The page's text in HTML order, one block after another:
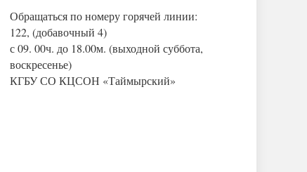
Обращаться по номеру горячей линии:
122, (добавочный 4)
с 09. 00ч. до 18.00м. (выходной суббота,
воскресенье)
КГБУ СО КЦСОН «Таймырский»